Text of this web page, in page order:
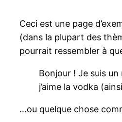
Ceci est une page
(dans la plupart des
pourrait ressembler à
Bonjour ! Je suis
j’aime la vodka
…ou quelque chose